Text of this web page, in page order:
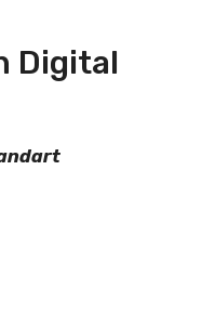
Digital